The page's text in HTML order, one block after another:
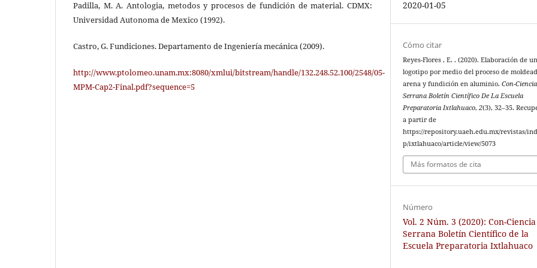
Padilla, M. A. Antologia, metodos y procesos de fundición de material. CDMX:
Universidad Autonoma de Mexico (1992).
Castro, G. Fundiciones. Departamento de Ingeniería mecánica (2009).
http://www.ptolomeo.unam.mx:8080/xmlui/bitstream/handle/132.248.52.100/2548/05-
MPM-Cap2-Final.pdf?sequence=5
2020-01-05
Cómo citar
Reyes-Flores , E. . (2020). Elaboración de un
logotipo por medio del proceso de
arena y fundición en aluminio.Con-Ciencia
Serrana Boletín Científico De La Escuela
Preparatoria Ixtlahuaco,2(3), 32–35.
a partir de
https://repository.uaeh.edu.mx/revistas/
p/ixtlahuaco/article/view/5073
Más formatos de cita
Número
Vol. 2 Núm. 3 (2020): Con-Ciencia
Serrana Boletín Científico de la
Escuela Preparatoria Ixtlahuaco